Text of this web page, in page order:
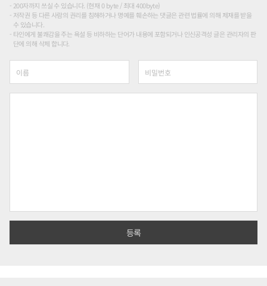
200자까지 쓰실 수 있습니다. (현재 0 byte / 최대 400byte)
저작권 등 다른 사람의 권리를 침해하거나 명예를 훼손하는 댓글은 관련 법률에 의해 제재를 받을
수 있습니다.
타인에게 불쾌감을 주는 욕설 등 비하하는 단어가 내용에 포함되거나 인신공격성 글은 관리자의 판
단에 의해 삭제 합니다.